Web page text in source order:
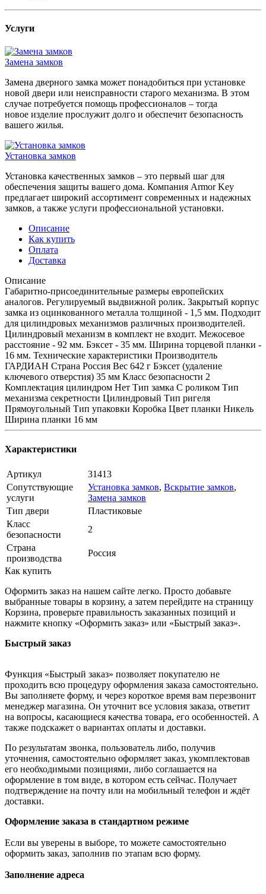
Услуги
Замена замков
Замена дверного замка может понадобиться при установке
новой двери или неисправности старого механизма. В этом
случае потребуется помощь профессионалов – тогда
новое изделие прослужит долго и обеспечит безопасность
вашего жилья.
Установка замков
Установка качественных замков – это первый шаг для
обеспечения защиты вашего дома. Компания Armor Key
предлагает широкий ассортимент современных и надежных
замков, а также услуги профессиональной установки.
Описание
Как купить
Оплата
Доставка
Описание
Габаритно-присоединительные размеры европейских
аналогов. Регулируемый выдвижной ролик. Закрытый корпус
замка из оцинкованного металла толщиной - 1,5 мм. Подходит
для цилиндровых механизмов различных производителей.
Цилиндровый механизм в комплект не входит. Межосевое
расстояние - 92 мм. Бэксет - 35 мм. Ширина торцевой планки -
16 мм. Технические характеристики Производитель
ГАРДИАН Страна Россия Вес 642 г Бэксет (удаление
ключевого отверстия) 35 мм Класс безопасности 2
Комплектация цилиндром Нет Тип замка С роликом Тип
механизма секретности Цилиндровый Тип ригеля
Прямоугольный Тип упаковки Коробка Цвет планки Никель
Ширина планки 16 мм
Характеристики
Артикул
31413
Сопутствующие
услуги
Установка замков, Вскрытие замков,
Замена замков
Тип двери
Пластиковые
Класс
безопасности
2
Страна
производства
Россия
Как купить
Оформить заказ на нашем сайте легко. Просто добавьте
выбранные товары в корзину, а затем перейдите на страницу
Корзина, проверьте правильность заказанных позиций и
нажмите кнопку «Оформить заказ» или «Быстрый заказ».
Быстрый заказ
Функция «Быстрый заказ» позволяет покупателю не
проходить всю процедуру оформления заказа самостоятельно.
Вы заполняете форму, и через короткое время вам перезвонит
менеджер магазина. Он уточнит все условия заказа, ответит
на вопросы, касающиеся качества товара, его особенностей. А
также подскажет о вариантах оплаты и доставки.
По результатам звонка, пользователь либо, получив
уточнения, самостоятельно оформляет заказ, укомплектовав
его необходимыми позициями, либо соглашается на
оформление в том виде, в котором есть сейчас. Получает
подтверждение на почту или на мобильный телефон и ждёт
доставки.
Оформление заказа в стандартном режиме
Если вы уверены в выборе, то можете самостоятельно
оформить заказ, заполнив по этапам всю форму.
Заполнение адреса